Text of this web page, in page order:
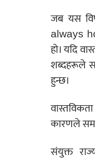
जब यस
always
हो। यदि
शब्दहरूले
हुन्छ।
कारणले
संयुक्त